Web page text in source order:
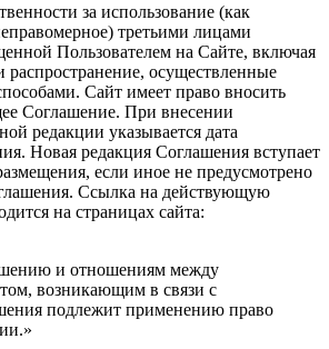
за использование (как
третьими лицами
Пользователем на Сайте, включая
распространение, осуществленные
Сайт имеет право вносить
Соглашение. При внесении
редакции указывается дата
Новая редакция Соглашения вступает
если иное не предусмотрено
Ссылка на действующую
на страницах сайта:
и отношениям между
возникающим в связи с
подлежит применению право